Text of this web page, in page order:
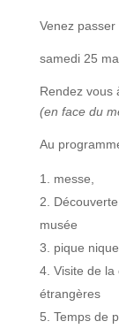
Venez
samedi 25
Rendez vous
(en face du
Au
messe,
musée
pique
Visite de la
étrangères
Temps de